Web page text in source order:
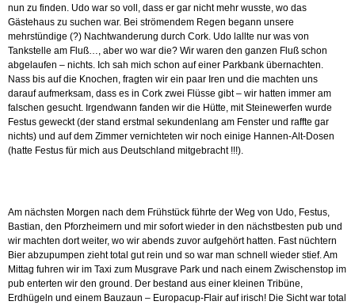
nun zu finden. Udo war so voll, dass er gar nicht mehr wusste, wo das
Gästehaus zu suchen war. Bei strömendem Regen begann unsere
mehrstündige (?) Nachtwanderung durch Cork. Udo lallte nur was von
Tankstelle am Fluß…, aber wo war die? Wir waren den ganzen Fluß schon
abgelaufen – nichts. Ich sah mich schon auf einer Parkbank übernachten.
Nass bis auf die Knochen, fragten wir ein paar Iren und die machten uns
darauf aufmerksam, dass es in Cork zwei Flüsse gibt – wir hatten immer am
falschen gesucht. Irgendwann fanden wir die Hütte, mit Steinewerfen wurde
Festus geweckt (der stand erstmal sekundenlang am Fenster und raffte gar
nichts) und auf dem Zimmer vernichteten wir noch einige Hannen-Alt-Dosen
(hatte Festus für mich aus Deutschland mitgebracht !!!).
Am nächsten Morgen nach dem Frühstück führte der Weg von Udo, Festus,
Bastian, den Pforzheimern und mir sofort wieder in den nächstbesten pub und
wir machten dort weiter, wo wir abends zuvor aufgehört hatten. Fast nüchtern
Bier abzupumpen zieht total gut rein und so war man schnell wieder stief. Am
Mittag fuhren wir im Taxi zum Musgrave Park und nach einem Zwischenstop im
pub enterten wir den ground. Der bestand aus einer kleinen Tribüne,
Erdhügeln und einem Bauzaun – Europacup-Flair auf irisch! Die Sicht war total